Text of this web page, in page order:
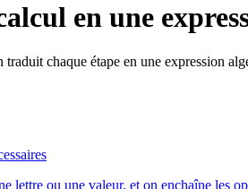
en une
chaque étape en une expression
lettre ou une valeur, et on enchaîne les